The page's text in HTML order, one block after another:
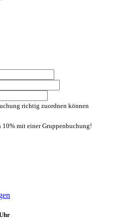
richtig zuordnen können
10% mit einer Gruppenbuchung!